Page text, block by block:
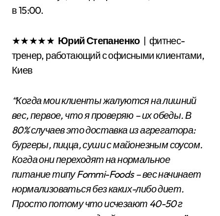
в 15:00.
★★★★★ Юрий Степаненко| фитнес-
тренер, работающий с офисными клиентами,
Киев
“Когда мои клиенты жалуются на лишний
вес, первое, что я проверяю – их обеды. В
80% случаев это доставка из агрегатора:
бургеры, пицца, суши с майонезным соусом.
Когда они переходят на нормальное
питание типу Fommi-Foods – вес начинает
нормализоваться без каких-либо диет.
Просто потому что исчезают 40-50 г